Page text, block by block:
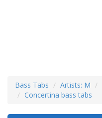
Bass Tabs Artists: M
Concertina bass tabs